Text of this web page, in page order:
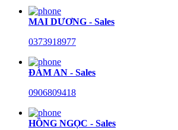
MAI DƯƠNG - Sales
0373918977
ĐÀM AN - Sales
0906809418
HỒNG NGỌC - Sales